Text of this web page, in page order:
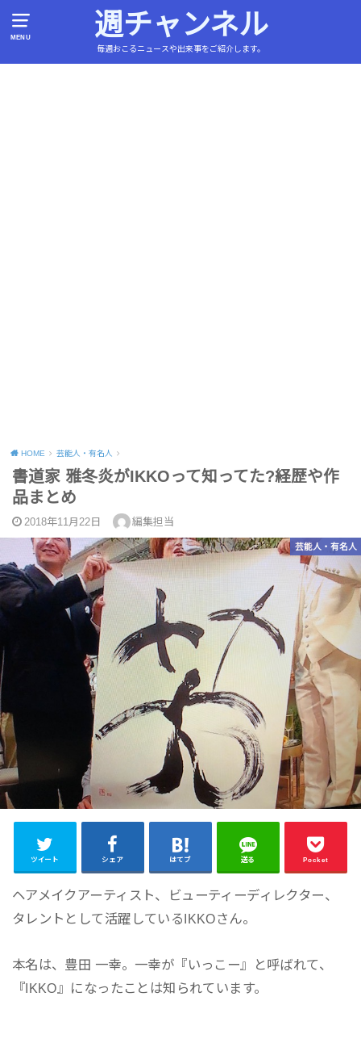
MENU 週チャンネル
毎週おこるニュースや出来事をご紹介します。
HOME 芸能人・有名人
書道家 雅冬炎がIKKOって知ってた?経歴や作
品まとめ
2018年11月22日 編集担当
芸能人・有名人
ツイート シェア はてブ 送る Pocket
ヘアメイクアーティスト、ビューティーディレクター、
タレントとして活躍しているIKKOさん。
本名は、豊田 一幸。一幸が『いっこー』と呼ばれて、
『IKKO』になったことは知られています。